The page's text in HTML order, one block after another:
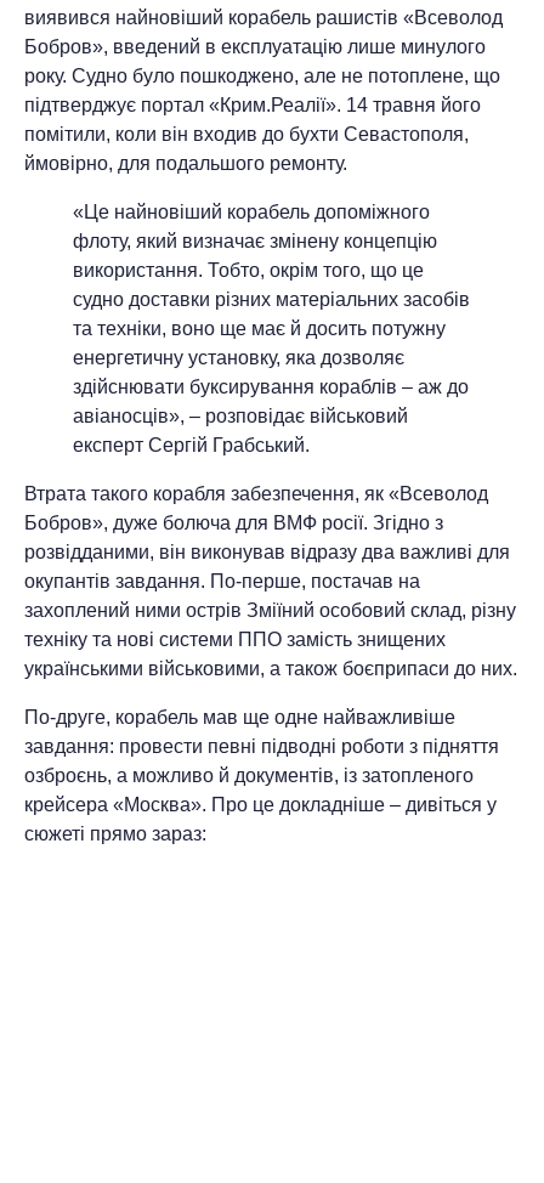
виявився найновіший корабель рашистів «Всеволод
Бобров», введений в експлуатацію лише минулого
року. Судно було пошкоджено, але не потоплене, що
підтверджує портал «Крим.Реалії». 14 травня його
помітили, коли він входив до бухти Севастополя,
ймовірно, для подальшого ремонту.
«Це найновіший корабель допоміжного
флоту, який визначає змінену концепцію
використання. Тобто, окрім того, що це
судно доставки різних матеріальних засобів
та техніки, воно ще має й досить потужну
енергетичну установку, яка дозволяє
здійснювати буксирування кораблів – аж до
авіаносців», – розповідає військовий
експерт Сергій Грабський.
Втрата такого корабля забезпечення, як «Всеволод
Бобров», дуже болюча для ВМФ росії. Згідно з
розвідданими, він виконував відразу два важливі для
окупантів завдання. По-перше, постачав на
захоплений ними острів Зміїний особовий склад, різну
техніку та нові системи ППО замість знищених
українськими військовими, а також боєприпаси до них.
По-друге, корабель мав ще одне найважливіше
завдання: провести певні підводні роботи з підняття
озброєнь, а можливо й документів, із затопленого
крейсера «Москва». Про це докладніше – дивіться у
сюжеті прямо зараз: